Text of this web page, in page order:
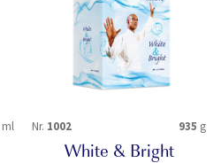
ml Nr. 1002 935 g
White & Bright